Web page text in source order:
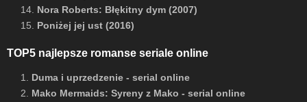
14. Nora Roberts: Błękitny dym (2007)
15. Poniżej jej ust (2016)
TOP5 najlepsze romanse seriale online
1. Duma i uprzedzenie - serial online
2. Mako Mermaids: Syreny z Mako - serial online